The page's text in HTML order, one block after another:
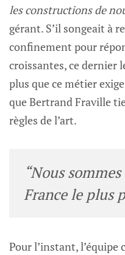
les constructions de
gérant. S’il songeait à
confinement pour
croissantes, ce dernier
plus que ce métier
que Bertrand Fraville
règles de l’art.
“Nous
France le plus
Pour l’instant, l’équipe